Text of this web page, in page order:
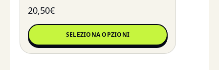
20,50€
SELEZIONA OPZIONI